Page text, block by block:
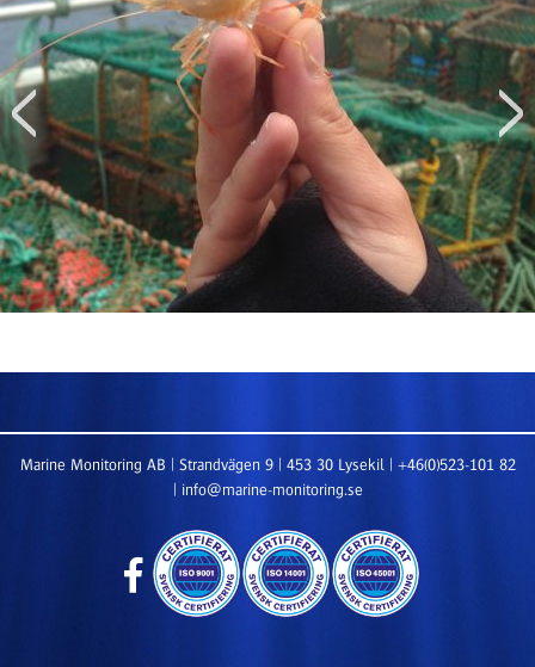
Marine Monitoring AB | Strandvägen 9 | 453 30 Lysekil | +46(0)523-101 82
| info@marine-monitoring.se